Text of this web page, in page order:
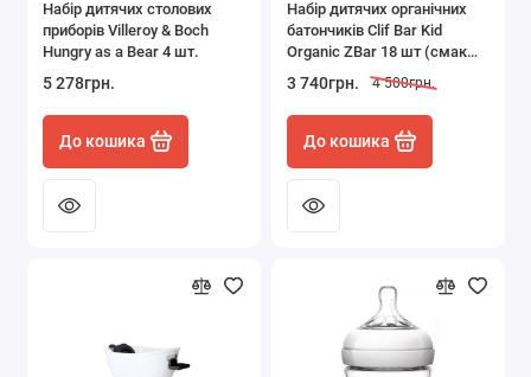
Набір дитячих столових
приборів Villeroy & Boch
Hungry as a Bear 4 шт.
5 278грн.
До кошика
Набір дитячих органічних
батончиків Clif Bar Kid
Organic ZBar 18 шт (смак
вівсяне печиво з глазур'ю)
3 740грн. 4 500грн.
До кошика